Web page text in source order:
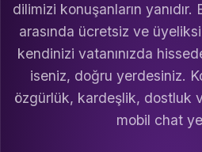
dilimizi konuşanların yanıdır.
arasında ücretsiz ve
kendinizi vatanınızda
iseniz, doğru yerdesiniz.
özgürlük, kardeşlik, dostluk
mobil chat